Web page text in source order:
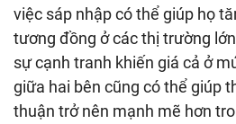
việc sáp nhập có thể giúp họ
tương đồng ở các thị trường
sự cạnh tranh khiến giá cả ở
giữa hai bên cũng có thể giúp
thuận trở nên mạnh mẽ hơn